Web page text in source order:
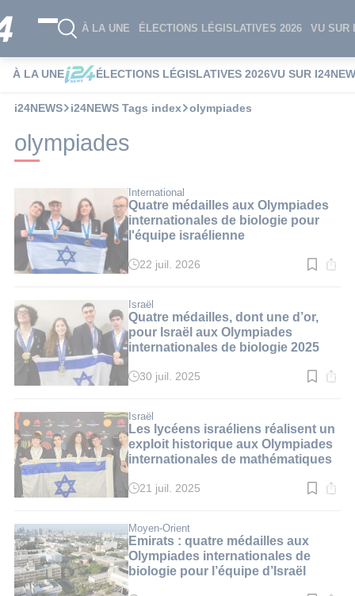
À LA UNE ÉLECTIONS LÉGISLATIVES 2026 VU SUR
À LA UNE ÉLECTIONS LÉGISLATIVES 2026VU SUR
i24NEWS i24NEWS Tags index olympiades
olympiades
International
Quatre médailles aux Olympiades
internationales de biologie pour
l'équipe israélienne
Temps
:
2
min.
22 juil. 2026
Israël
Quatre médailles, dont une d’or,
pour Israël aux Olympiades
internationales de biologie 2025
Temps
:
2
min.
30 juil. 2025
Israël
Les lycéens israéliens réalisent un
exploit historique aux Olympiades
internationales de mathématiques
Temps
:
3
min.
21 juil. 2025
Moyen-Orient
Emirats : quatre médailles aux
Olympiades internationales de
biologie pour l’équipe d’Israël